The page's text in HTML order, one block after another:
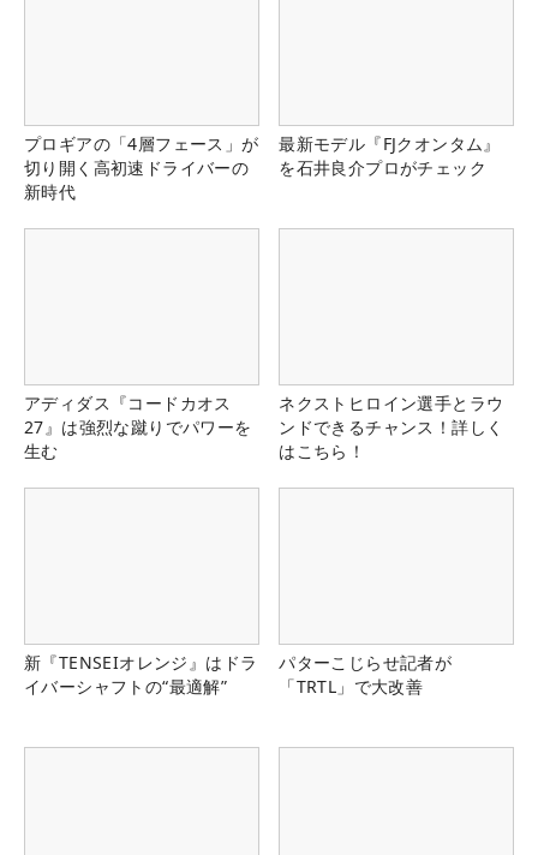
プロギアの「4層フェース」が
切り開く高初速ドライバーの
新時代
最新モデル『FJクオンタム』
を石井良介プロがチェック
アディダス『コードカオス
27』は強烈な蹴りでパワーを
生む
ネクストヒロイン選手とラウ
ンドできるチャンス！詳しく
はこちら！
新『TENSEIオレンジ』はドラ
イバーシャフトの“最適解”
パターこじらせ記者が
「TRTL」で大改善